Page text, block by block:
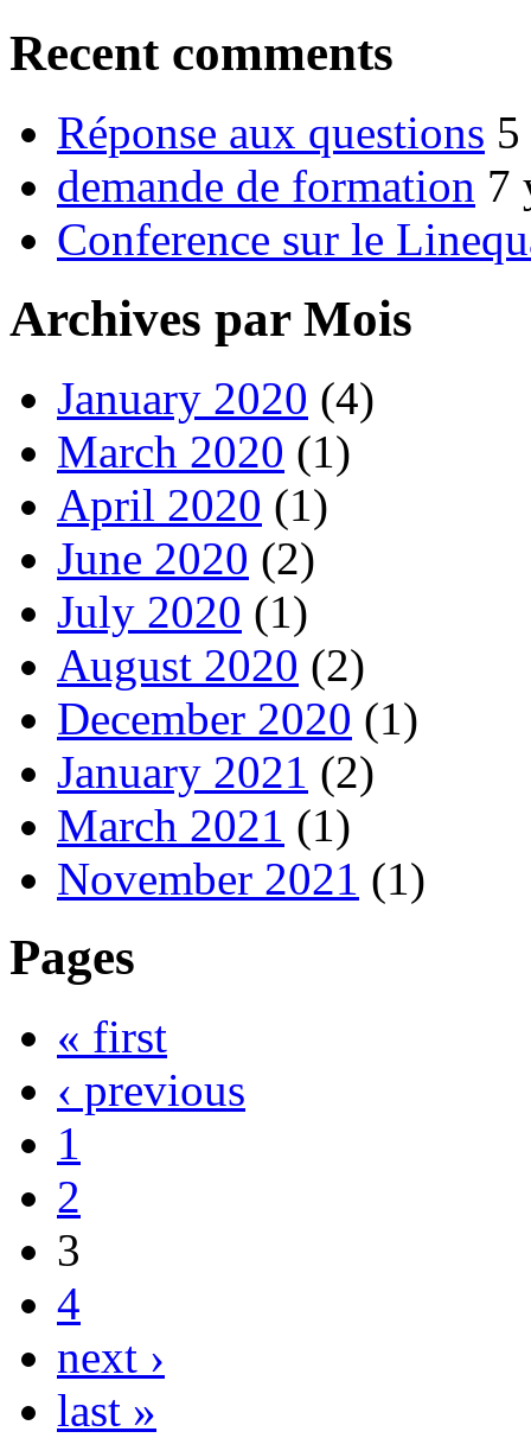
Recent comments
Réponse aux questions
demande de formation 7
Conference sur le
Archives par Mois
January 2020 (4)
March 2020 (1)
April 2020 (1)
June 2020 (2)
July 2020 (1)
August 2020 (2)
December 2020 (1)
January 2021 (2)
March 2021 (1)
November 2021 (1)
Pages
« first
‹ previous
1
2
3
4
next ›
last »